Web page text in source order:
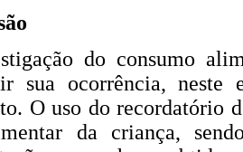
do consumo
sua ocorrência, neste
O uso do recordatório
da criança,